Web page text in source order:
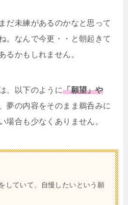
だ未練があるのかなと思って
。なんで今更・・と朝起きて
るかもしれません。
、以下のように「願望」や
夢の内容をそのまま鵜呑みに
場合も少なくありません。
していて、自慢したいという願